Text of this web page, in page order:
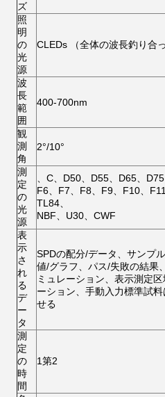
ズ
照
明
の
光
源
CLEDs （全体の波長釣り合
波
長
範
囲
400-700nm
観
測
角
2°/10°
測
定
の
光
源
、C、D50、D55、D65、
F6、F7、F8、F9、F10、
TL84、
NBF、U30、CWF
表
示
さ
れ
る
デ
ー
タ
SPDの配分/データ、サンプ
値/グラフ、パス/失敗の結果
ミュレーション、表示測定
ーション、手動入力標準試
せる
測
定
の
時
間
1第2